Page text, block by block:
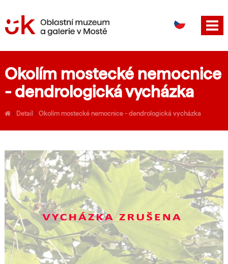
EN
Okolím mostecké nemocnice
- dendrologická vycházka
› Detail › Okolím mostecké nemocnice - dendrologická vycházka